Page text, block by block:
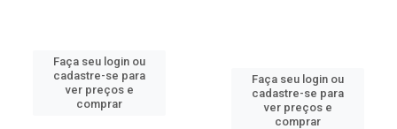
Faça seu login ou
cadastre-se para
ver preços e
comprar
Faça seu login ou
cadastre-se para
ver preços e
comprar